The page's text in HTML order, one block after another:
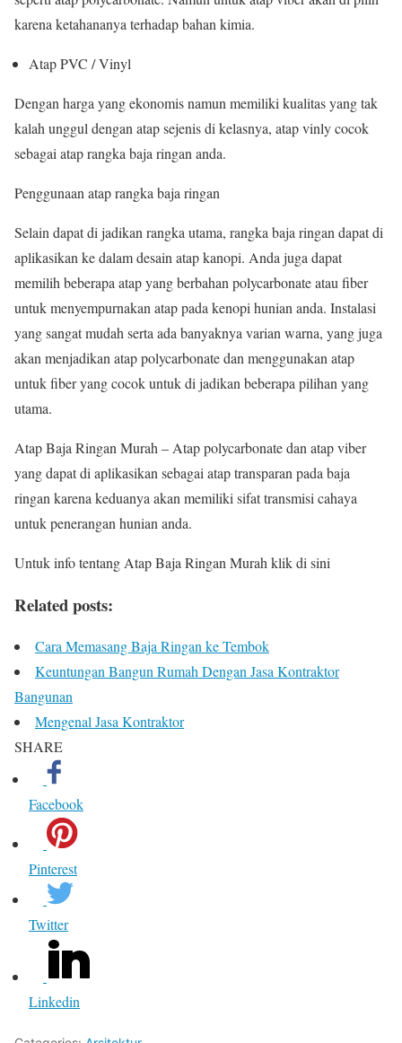
karena ketahananya terhadap bahan kimia.
Atap PVC / Vinyl
Dengan harga yang ekonomis namun memiliki kualitas yang tak
kalah unggul dengan atap sejenis di kelasnya, atap vinly cocok
sebagai atap rangka baja ringan anda.
Penggunaan atap rangka baja ringan
Selain dapat di jadikan rangka utama, rangka baja ringan dapat di
aplikasikan ke dalam desain atap kanopi. Anda juga dapat
memilih beberapa atap yang berbahan polycarbonate atau fiber
untuk menyempurnakan atap pada kenopi hunian anda. Instalasi
yang sangat mudah serta ada banyaknya varian warna, yang juga
akan menjadikan atap polycarbonate dan menggunakan atap
untuk fiber yang cocok untuk di jadikan beberapa pilihan yang
utama.
Atap Baja Ringan Murah – Atap polycarbonate dan atap viber
yang dapat di aplikasikan sebagai atap transparan pada baja
ringan karena keduanya akan memiliki sifat transmisi cahaya
untuk penerangan hunian anda.
Untuk info tentang Atap Baja Ringan Murah klik di sini
Related posts:
Cara Memasang Baja Ringan ke Tembok
Keuntungan Bangun Rumah Dengan Jasa Kontraktor
Bangunan
Mengenal Jasa Kontraktor
SHARE
Facebook
Pinterest
Twitter
Linkedin